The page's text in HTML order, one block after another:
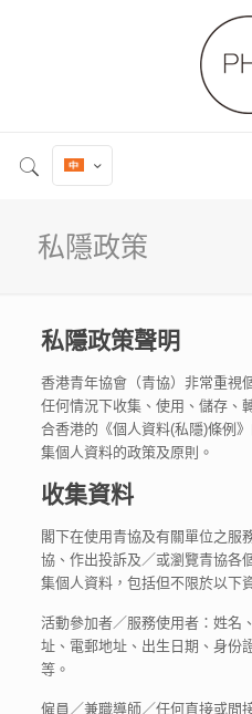
私隱政策
私隱政策聲明
香港青年協會（青協）非常重視
任何情況下收集、使用、儲存、
合香港的《個人資料(私隱)條例
集個人資料的政策及原則。
收集資料
閣下在使用青協及有關單位之服
協、作出投訴及／或瀏覽青協各
集個人資料，包括但不限於以下
活動參加者／服務使用者：姓名
址、電郵地址、出生日期、身份
等。
僱員／兼職導師／任何直接或間